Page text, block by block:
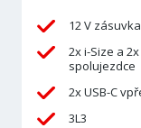
12 V
2x i-Size a
spolujezdce
2x USB-C
3L3